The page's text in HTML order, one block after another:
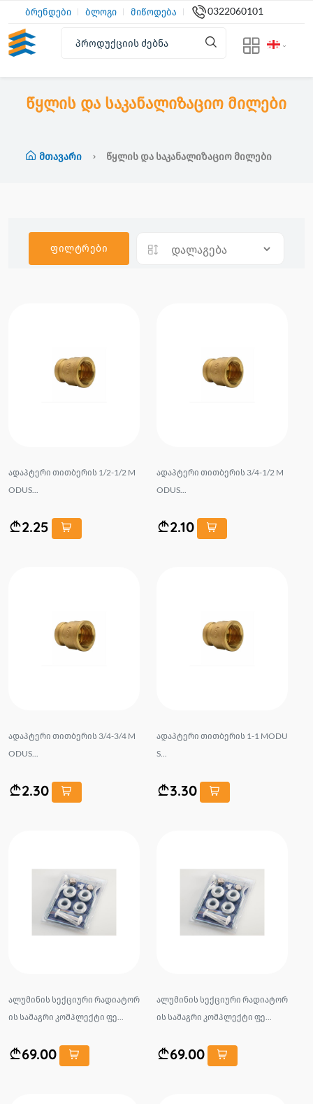
ბრენდები ბლოგი მიწოდება 0322060101
წყლის და საკანალიზაციო მილები
Მთავარი Წყლის Და Საკანალიზაციო Მილები
ფილტრები
ადაპტერი თითბერის 1/2-1/2 M
ODUS...
2.25
ადაპტერი თითბერის 3/4-1/2 M
ODUS...
2.10
ადაპტერი თითბერის 3/4-3/4 M
ODUS...
2.30
ადაპტერი თითბერის 1-1 MODU
S...
3.30
ალუმინის სექციური რადიატორ
ის სამაგრი კომპლექტი ფე...
69.00
ალუმინის სექციური რადიატორ
ის სამაგრი კომპლექტი ფე...
69.00